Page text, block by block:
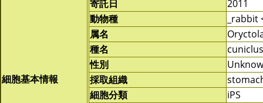
細胞基本情報
寄託日
2011
動物種
属名
種名
cuniclus
性別
採取組織
細胞分類
iPS